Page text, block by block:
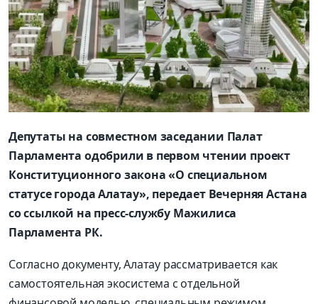
Депутаты на совместном заседании Палат
Парламента одобрили в первом чтении проект
Конституционного закона «О специальном
статусе города Алатау», передает Вечерняя Астана
со ссылкой на пресс-службу Мажилиса
Парламента РК.
Согласно документу, Алатау рассматривается как
самостоятельная экосистема с отдельной